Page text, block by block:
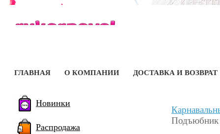
ГЛАВНАЯ О КОМПАНИИ ДОСТАВКА И ВОЗВРАТ
Новинки
Распродажа
Подъюбник